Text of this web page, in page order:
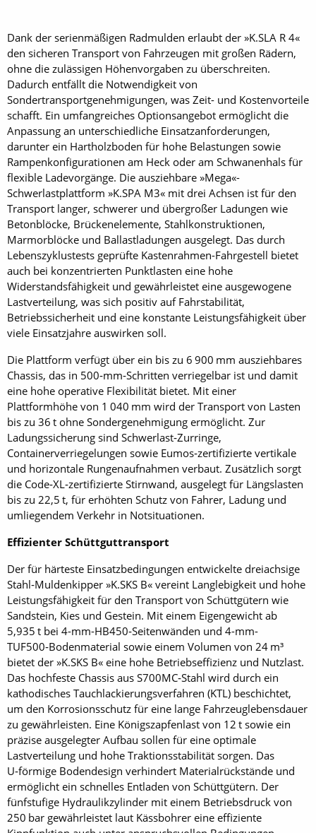
Dank der serienmäßigen Radmulden erlaubt der »K.SLA R 4«
den sicheren Transport von Fahrzeugen mit großen Rädern,
ohne die zulässigen Höhenvorgaben zu überschreiten.
Dadurch entfällt die Notwendigkeit von
Sondertransportgenehmigungen, was Zeit- und Kostenvorteile
schafft. Ein umfangreiches Optionsangebot ermöglicht die
Anpassung an unterschiedliche Einsatzanforderungen,
darunter ein Hartholzboden für hohe Belastungen sowie
Rampenkonfigurationen am Heck oder am Schwanenhals für
flexible Ladevorgä­nge. Die ­ausziehbare »Mega«-
Schwerlastplattform »K.SPA M3« mit drei Achsen ist für den
Transport langer, schwerer und übergroßer Ladungen wie
Betonblöcke, Brückenelemente, Stahlkonstruktionen,
Marmorblöcke und Ballastladungen ausgelegt. Das durch
Lebenszyklustests geprüfte Kastenrahmen-Fahrgestell bietet
auch bei konzentrierten Punktlasten eine hohe
Widerstandsfähigkeit und gewährleistet eine ausgewogene
Lastverteilung, was sich positiv auf Fahrstabilität,
Betriebssicherheit und eine konstante Leistungsfähigkeit über
viele Einsatzjahre auswirken soll.
Die Plattform verfügt über ein bis zu 6 900 mm ausziehbares
Chassis, das in 500‑mm‑Schritten verriegelbar ist und damit
eine hohe operative Flexibilität bietet. Mit einer
Plattformhöhe von 1 040 mm wird der Transport von Lasten
bis zu 36 t ohne Sondergenehmigung ermöglicht. Zur
Ladungssicherung sind Schwerlast‑Zurringe,
Containerverriegelungen sowie Eumos‑zertifizierte vertikale
und horizontale Rungenaufnahmen verbaut. Zusätzlich sorgt
die Code‑XL‑zertifizierte Stirnwand, ausgelegt für Längslasten
bis zu 22,5 t, für erhöhten Schutz von Fahrer, Ladung und
umliegendem Verkehr in Notsituationen.
Effizienter Schüttguttransport
Der für härteste Einsatzbedingungen entwickelte dreiachsige
Stahl‑Muldenkipper »K.SKS B« vereint Langlebigkeit und hohe
Leistungsfähigkeit für den Transport von Schüttgütern wie
Sandstein, Kies und Gestein. Mit einem Eigengewicht ab
5,935 t bei 4-mm-HB450‑Seitenwänden und 4-mm-
TUF500‑Bodenmaterial sowie einem Volumen von 24 m³
bietet der »K.SKS B« eine hohe Betriebseffizienz und Nutzlast.
Das hochfeste Chassis aus S700MC‑Stahl wird durch ein
kathodisches Tauchlackierungsverfahren (KTL) beschichtet,
um den Korrosionsschutz für eine lange Fahrzeuglebensdauer
zu gewährleisten. Eine Königszapfenlast von 12 t sowie ein
präzise ausgelegter Aufbau sollen für eine optimale
Lastverteilung und hohe Traktionsstabilität sorgen. Das
U‑förmige Bodendesign verhindert Materialrückstände und
ermöglicht ein schnelles Entladen von Schüttgütern. Der
fünfstufige Hydraulikzylinder mit einem Betriebsdruck von
250 bar gewährleistet laut Kässbohrer eine effiziente